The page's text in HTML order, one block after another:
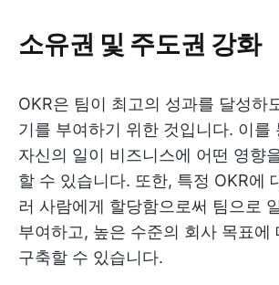
소유권 및 주도권 강화
OKR은 팀이 최고의 성과를 달성하
기를 부여하기 위한 것입니다. 이를
자신의 일이 비즈니스에 어떤 영향
할 수 있습니다. 또한, 특정 OKR에
러 사람에게 할당함으로써 팀으로
부여하고, 높은 수준의 회사 목표에
구축할 수 있습니다.